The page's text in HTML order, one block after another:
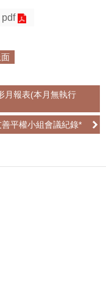
pdf
月報表(本月無執行
平權小組會議紀錄*